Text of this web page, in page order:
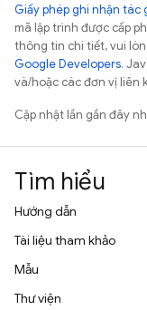
Giấy phép ghi nhận tác
mã lập trình được cấp
thông tin chi tiết, vui
Google Developers.
và/hoặc các đơn vị liên
Cập nhật lần gần đây
Tìm hiểu
Hướng dẫn
Tài liệu tham khảo
Mẫu
Thư viện